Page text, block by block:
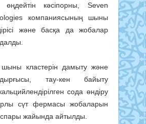
өңдейтін кәсіпорны, Seven
компаниясының шыны
және басқа да жобалар
шыны кластерін дамыту және
тау-кен байыту
сода өндіру
сүт фермасы жобаларын
жайында айтылды.